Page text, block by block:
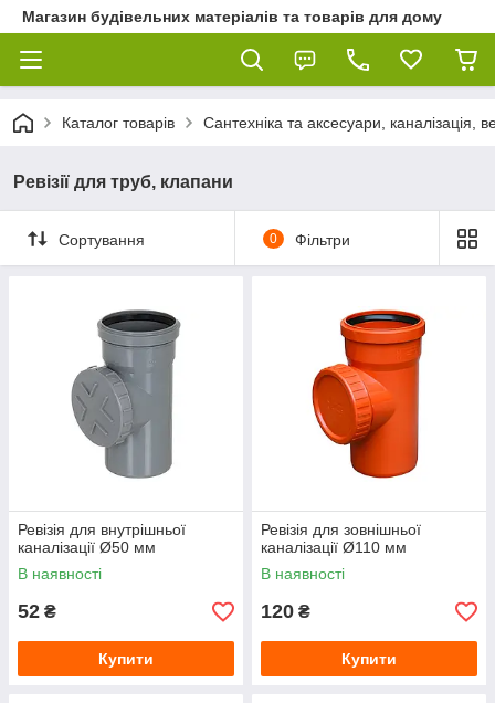
Магазин будівельних матеріалів та товарів для дому
Каталог товарів Сантехніка та аксесуари, каналізація,
Ревізії для труб, клапани
Сортування 0 Фільтри
Ревізія для внутрішньої
каналізації Ø50 мм
В наявності
52 ₴
Купити
Ревізія для зовнішньої
каналізації Ø110 мм
В наявності
120 ₴
Купити